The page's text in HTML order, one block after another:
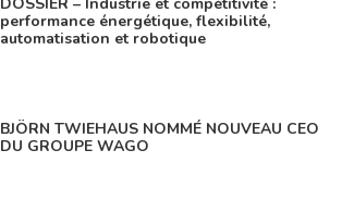
performance énergétique, flexibilité,
automatisation et robotique
BJÖRN TWIEHAUS NOMMÉ NOUVEAU CEO
DU GROUPE WAGO